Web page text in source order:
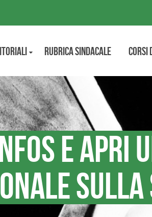
Rubrica Sindacale Corsi
e apri
sulla